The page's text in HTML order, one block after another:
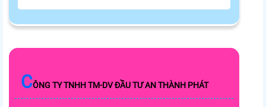
CÔNG TY TNHH TM-DV ĐẦU TƯ AN THÀNH PHÁT